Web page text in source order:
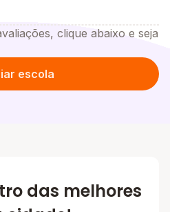
clique abaixo e seja
escola
das melhores